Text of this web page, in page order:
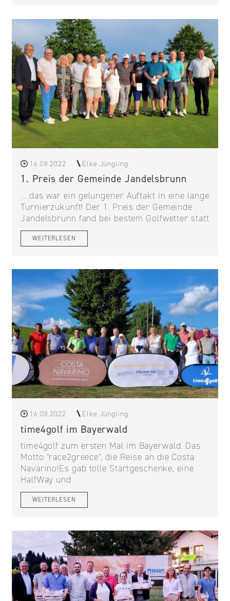
16.08.2022 Elke Jüngling
1. Preis der Gemeinde Jandelsbrunn
... das war ein gelungener Auftakt in eine lange
Turnierzukunft! Der 1. Preis der Gemeinde
Jandelsbrunn fand bei bestem Golfwetter statt
WEITERLESEN
16.08.2022 Elke Jüngling
time4golf im Bayerwald
time4golf zum ersten Mal im Bayerwald. Das
Motto "race2greece", die Reise an die Costa
Navarino!Es gab tolle Startgeschenke, eine
HalfWay und
WEITERLESEN